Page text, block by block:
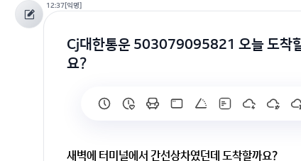
12:37[익명]
Cj대한통운 503079095821 오늘 도착
요?
새벽에 터미널에서 간선상차였던데 도착할까요?